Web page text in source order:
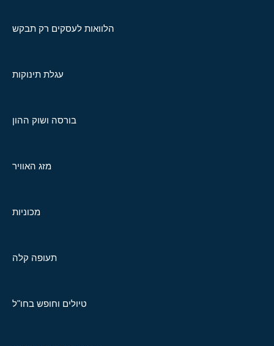
הלוואות לעסקים רק תבקש
עגלת תינוקות
בורסה ושוק ההון
מזג האוויר
מכוניות
תעופה קלה
טיולים וחופש בחו"ל